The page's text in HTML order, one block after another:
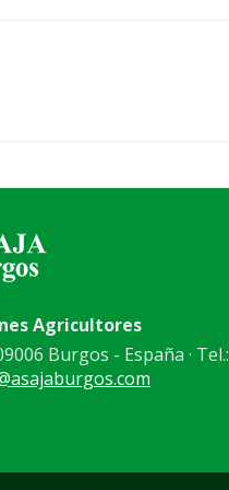
Agricultores
Burgos - España · Tel.: